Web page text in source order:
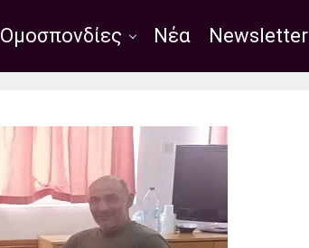
Ομοσπονδίες Νέα Newsletter